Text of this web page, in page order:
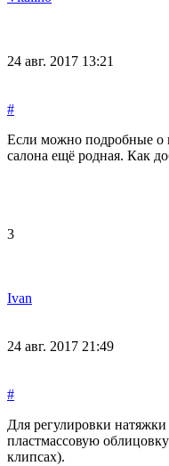
24 авг. 2017 13:21
#
Если можно подробные о
салона ещё родная. Как
3
Ivan
24 авг. 2017 21:49
#
Для регулировки
пластмассовую
клипсах).